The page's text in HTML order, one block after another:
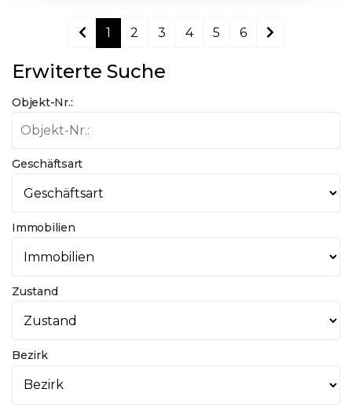
1 2 3 4 5 6
Erwiterte Suche
Objekt-Nr.:
Geschäftsart
Immobilien
Zustand
Bezirk